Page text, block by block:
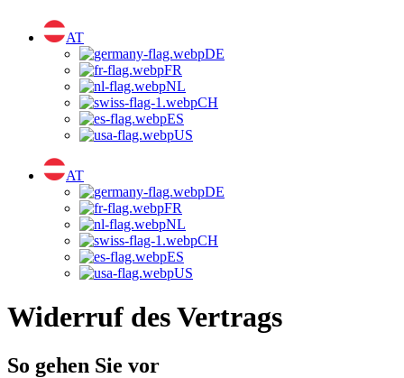
AT
DE
FR
NL
CH
ES
US
AT
DE
FR
NL
CH
ES
US
Widerruf des Vertrags
So gehen Sie vor